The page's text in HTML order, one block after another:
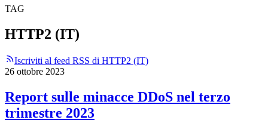
TAG
HTTP2 (IT)
Iscriviti al feed RSS di HTTP2 (IT)
26 ottobre 2023
Report sulle minacce DDoS nel terzo
trimestre 2023